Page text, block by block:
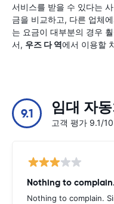
서비스를 받을 수 있다는
금을 비교하고, 다른 업체
는 요금이 대부분의 경우
서, 우즈 다 역에서 이용할
9.1 임대 자
고객 평가 9.1/
Nothing to
Nothing to complain.